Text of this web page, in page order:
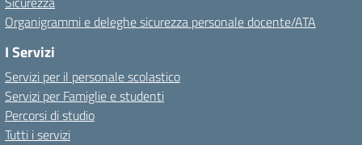
Organigrammi e deleghe sicurezza personale docente/ATA
I Servizi
Servizi per il personale scolastico
Servizi per Famiglie e studenti
Percorsi di studio
Tutti i servizi